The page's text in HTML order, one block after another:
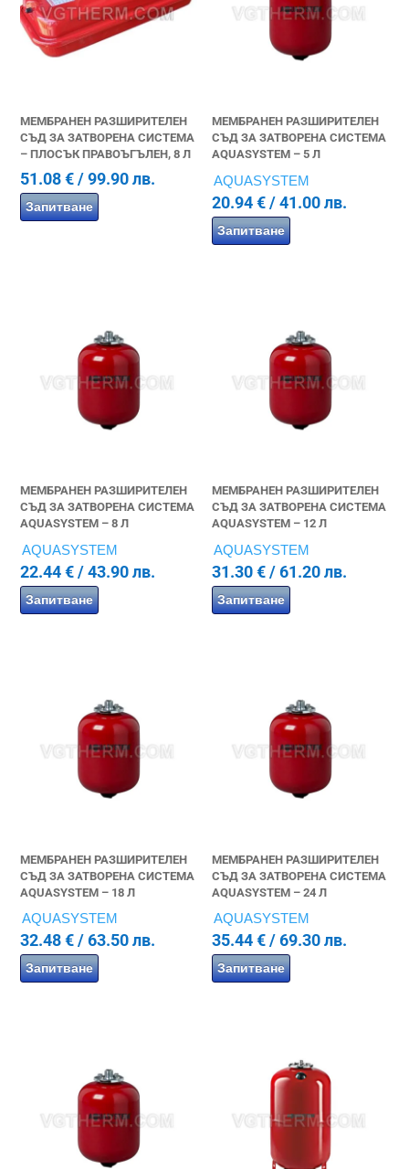
МЕМБРАНЕН РАЗШИРИТЕЛЕН
СЪД ЗА ЗАТВОРЕНА СИСТЕМА
– ПЛОСЪК ПРАВОЪГЪЛЕН, 8 Л
51.08€ / 99.90 лв.
Запитване
МЕМБРАНЕН РАЗШИРИТЕЛЕН
СЪД ЗА ЗАТВОРЕНА СИСТЕМА
AQUASYSTEM – 5 Л
AQUASYSTEM
20.94€/ 41.00 лв.
Запитване
МЕМБРАНЕН РАЗШИРИТЕЛЕН
СЪД ЗА ЗАТВОРЕНА СИСТЕМА
AQUASYSTEM – 8 Л
AQUASYSTEM
22.44€ / 43.90 лв.
Запитване
МЕМБРАНЕН РАЗШИРИТЕЛЕН
СЪД ЗА ЗАТВОРЕНА СИСТЕМА
AQUASYSTEM – 12 Л
AQUASYSTEM
31.30€/ 61.20 лв.
Запитване
МЕМБРАНЕН РАЗШИРИТЕЛЕН
СЪД ЗА ЗАТВОРЕНА СИСТЕМА
AQUASYSTEM – 18 Л
AQUASYSTEM
32.48€ / 63.50 лв.
Запитване
МЕМБРАНЕН РАЗШИРИТЕЛЕН
СЪД ЗА ЗАТВОРЕНА СИСТЕМА
AQUASYSTEM – 24 Л
AQUASYSTEM
35.44€/ 69.30 лв.
Запитване